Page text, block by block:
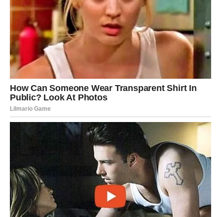
jezera diljem svijeta. Očaravajuća plava boja rezultat je
precizne amalgamacije minerala, poput natrija, kalija i raznih
drugih elemenata koji se nalaze u vodi.
Geološka povijest jezera neosporno je zadivljujuća. Nastao je
unutar granica kratera koji je nastao milijunima godina u
prošlosti, proizlazeći iz sudara meteora s našim planetom.
Kako je došlo do udara, izdubljena je duboka udubina koja je
kasnije postala rezervoar za vodu i minerale dobivene iz
okolnih stijena. Tijekom vremena, ovaj jedinstveni spoj
elemenata doveo je do stvaranja nevjerojatno azurnog jezera.
Bioraznolikost Plavetskog jezera zaista je zadivljujuća. Unatoč
svojoj naizgled negostoljubivoj prirodi, jezero je dom
jedinstvenim vrstama riba i mikroorganizama koji su evoluirali
kako bi uspijevali u vodama bogatim mineralima. Ovi
izvanredni organizmi prilagodili su se preživljavanju u